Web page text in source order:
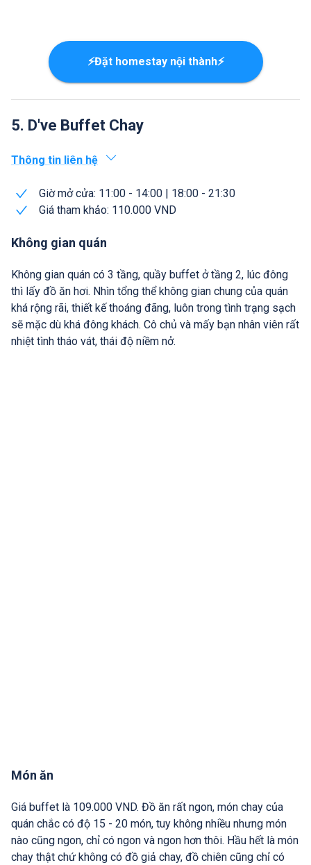
⚡Đặt homestay nội thành⚡
5. D've Buffet Chay
Thông tin liên hệ
Giờ mở cửa: 11:00 - 14:00 | 18:00 - 21:30
Giá tham khảo: 110.000 VND
Không gian quán
Không gian quán có 3 tầng, quầy buffet ở tầng 2, lúc đông
thì lấy đồ ăn hơi. Nhìn tổng thể không gian chung của quán
khá rộng rãi, thiết kế thoáng đãng, luôn trong tình trạng sạch
sẽ mặc dù khá đông khách. Cô chủ và mấy bạn nhân viên rất
nhiệt tình tháo vát, thái độ niềm nở.
Món ăn
Giá buffet là 109.000 VND. Đồ ăn rất ngon, món chay của
quán chắc có độ 15 - 20 món, tuy không nhiều nhưng món
nào cũng ngon, chỉ có ngon và ngon hơn thôi. Hầu hết là món
chay thật chứ không có đồ giả chay, đồ chiên cũng chỉ có